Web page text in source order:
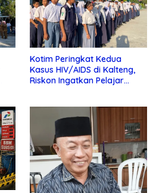
Kotim Peringkat Kedua
Kasus HIV/AIDS di Kalteng,
Riskon Ingatkan Pelajar